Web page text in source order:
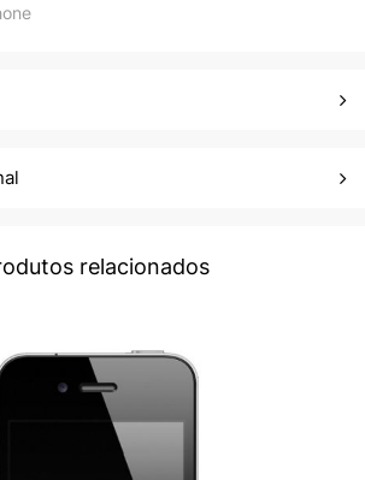
relacionados